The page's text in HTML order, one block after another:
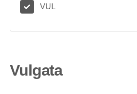
VUL
Vulgata